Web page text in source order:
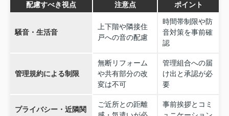
配慮すべき視点 注意点 ポイント
騒音・生活音
上下階や隣接住
戸への音の配慮
時間帯制限や防
音対策を事前確
認
管理規約による制限
無断リフォーム
や共有部分の改
変は不可
管理組合への届
け出と承認が必
要
プライバシー・近隣関
ご近所との距離
事前挨拶とコミ